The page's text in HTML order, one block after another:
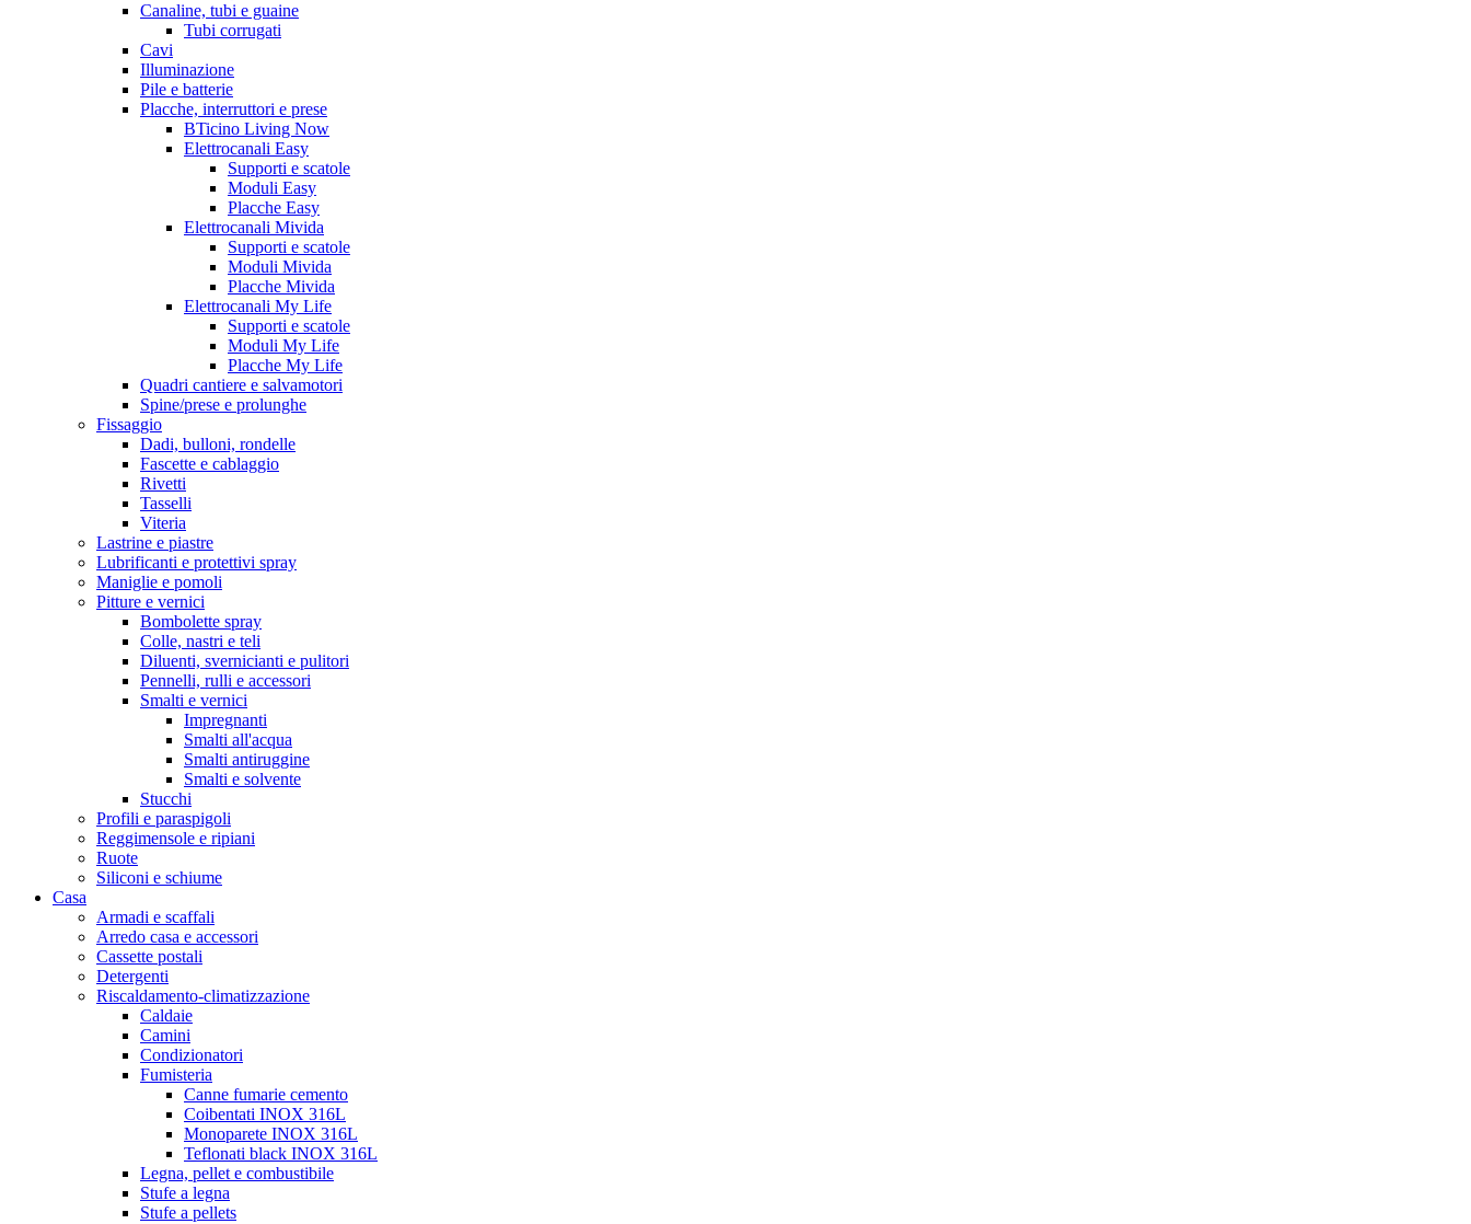
Canaline, tubi e guaine
Tubi corrugati
Cavi
Illuminazione
Pile e batterie
Placche, interruttori e prese
BTicino Living Now
Elettrocanali Easy
Supporti e scatole
Moduli Easy
Placche Easy
Elettrocanali Mivida
Supporti e scatole
Moduli Mivida
Placche Mivida
Elettrocanali My Life
Supporti e scatole
Moduli My Life
Placche My Life
Quadri cantiere e salvamotori
Spine/prese e prolunghe
Fissaggio
Dadi, bulloni, rondelle
Fascette e cablaggio
Rivetti
Tasselli
Viteria
Lastrine e piastre
Lubrificanti e protettivi spray
Maniglie e pomoli
Pitture e vernici
Bombolette spray
Colle, nastri e teli
Diluenti, svernicianti e pulitori
Pennelli, rulli e accessori
Smalti e vernici
Impregnanti
Smalti all'acqua
Smalti antiruggine
Smalti e solvente
Stucchi
Profili e paraspigoli
Reggimensole e ripiani
Ruote
Siliconi e schiume
Casa
Armadi e scaffali
Arredo casa e accessori
Cassette postali
Detergenti
Riscaldamento-climatizzazione
Caldaie
Camini
Condizionatori
Fumisteria
Canne fumarie cemento
Coibentati INOX 316L
Monoparete INOX 316L
Teflonati black INOX 316L
Legna, pellet e combustibile
Stufe a legna
Stufe a pellets